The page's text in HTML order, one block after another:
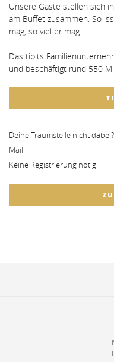
Unsere Gäste stellen sich
am Buffet zusammen. So
mag, so viel er mag.
Das tibits
und beschäftigt rund 550
Deine Traumstelle nicht
Mail!
Keine Registrierung nötig!